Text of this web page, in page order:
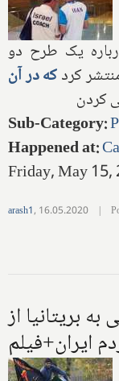
یک طرح دو
کردکه در آن
کردن
Sub-Category:
Happened at:
Friday, May
arash1, 16.05.2020 |
بریتانیا از
ایران+فیلم